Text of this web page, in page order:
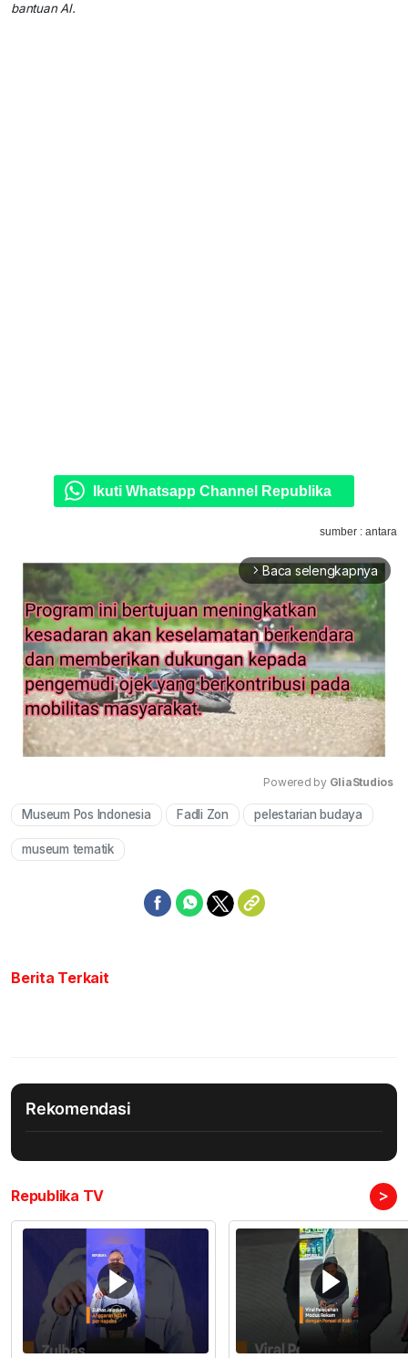
bantuan AI.
Ikuti Whatsapp Channel Republika
sumber : antara
arrow_forward_ios Baca selengkapnya
Mute
Powered by GliaStudios
Museum Pos Indonesia Fadli Zon pelestarian budaya
museum tematik
Berita Terkait
Rekomendasi
Republika TV >